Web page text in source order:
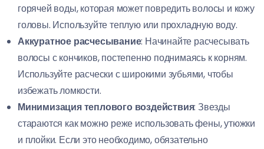
горячей воды, которая может повредить волосы и кожу
головы. Используйте теплую или прохладную воду.
Аккуратное расчесывание: Начинайте расчесывать
волосы с кончиков, постепенно поднимаясь к корням.
Используйте расчески с широкими зубьями, чтобы
избежать ломкости.
Минимизация теплового воздействия: Звезды
стараются как можно реже использовать фены, утюжки
и плойки. Если это необходимо, обязательно